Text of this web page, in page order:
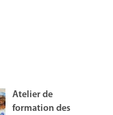
Atelier de
formation des